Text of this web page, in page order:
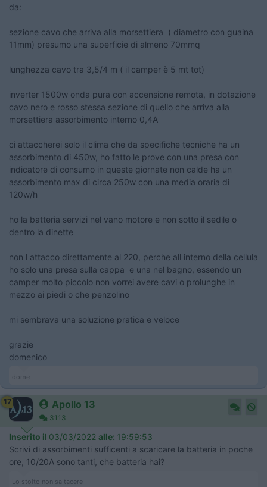
da:
sezione cavo che arriva alla morsettiera ( diametro con guaina
11mm) presumo una superficie di almeno 70mmq
lunghezza cavo tra 3,5/4 m ( il camper è 5 mt tot)
inverter 1500w onda pura con accensione remota, in dotazione
cavo nero e rosso stessa sezione di quello che arriva alla
morsettiera assorbimento interno 0,4A
ci attaccherei solo il clima che da specifiche tecniche ha un
assorbimento di 450w, ho fatto le prove con una presa con
indicatore di consumo in queste giornate non calde ha un
assorbimento max di circa 250w con una media oraria di
120w/h
ho la batteria servizi nel vano motore e non sotto il sedile o
dentro la dinette
non l attacco direttamente al 220, perche all interno della cellula
ho solo una presa sulla cappa e una nel bagno, essendo un
camper molto piccolo non vorrei avere cavi o prolunghe in
mezzo ai piedi o che penzolino
mi sembrava una soluzione pratica e veloce
grazie
domenico
dome
17 Apollo 13
3113
Inserito il 03/03/2022 alle: 19:59:53
Scrivi di assorbimenti sufficenti a scaricare la batteria in poche
ore, 10/20A sono tanti, che batteria hai?
Lo stolto non sa tacere